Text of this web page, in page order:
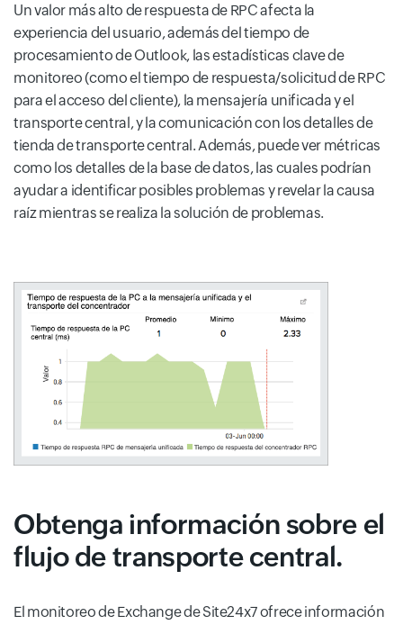
Un valor más alto de respuesta de RPC afecta la
experiencia del usuario, además del tiempo de
procesamiento de Outlook, las estadísticas clave de
monitoreo (como el tiempo de respuesta/solicitud de RPC
para el acceso del cliente), la mensajería unificada y el
transporte central, y la comunicación con los detalles de
tienda de transporte central. Además, puede ver métricas
como los detalles de la base de datos, las cuales podrían
ayudar a identificar posibles problemas y revelar la causa
raíz mientras se realiza la solución de problemas.
Obtenga información sobre el
flujo de transporte central.
El monitoreo de Exchange de Site24x7 ofrece información